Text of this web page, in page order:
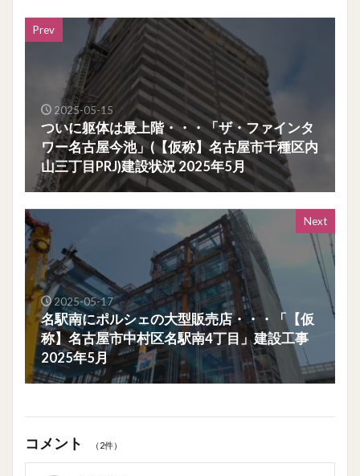
Prev
2025-05-15
ついに躯体は最上階・・・「ザ・ファインタ
ワー名古屋今池」(【仮称】名古屋市千種区内
山三丁目PRJ)建設状況 2025年5月
Next
2025-05-17
名駅南にポルシェの大型販売店・・・「【仮
称】名古屋市中村区名駅南4丁目」建設工事
2025年5月
コメント （2件）